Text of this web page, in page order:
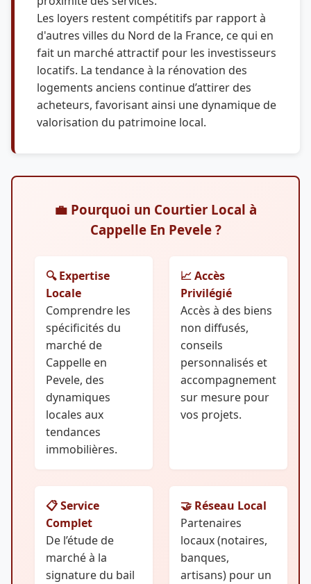
Les loyers restent compétitifs par rapport à
d'autres villes du Nord de la France, ce qui en
fait un marché attractif pour les investisseurs
locatifs. La tendance à la rénovation des
logements anciens continue d’attirer des
acheteurs, favorisant ainsi une dynamique de
valorisation du patrimoine local.
💼 Pourquoi un Courtier Local à
Cappelle En Pevele ?
🔍 Expertise
Locale
Comprendre les
spécificités du
marché de
Cappelle en
Pevele, des
dynamiques
locales aux
tendances
immobilières.
📈 Accès
Privilégié
Accès à des biens
non diffusés,
conseils
personnalisés et
accompagnement
sur mesure pour
vos projets.
📋 Service
Complet
De l’étude de
marché à la
signature du bail
🤝 Réseau Local
Partenaires
locaux (notaires,
banques,
artisans) pour un